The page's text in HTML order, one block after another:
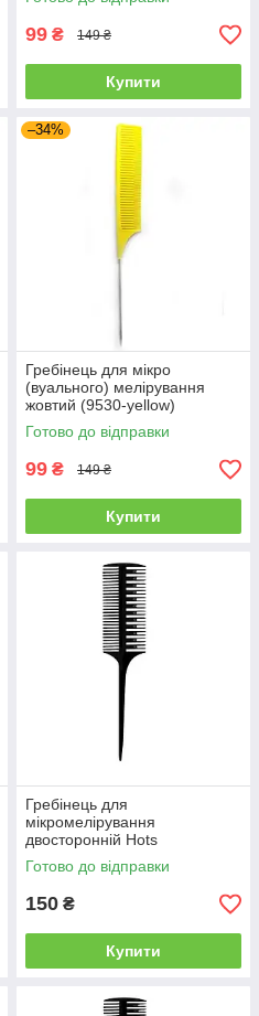
99 ₴ 149 ₴
Купити
–34%
Гребінець для мікро
(вуального) мелірування
жовтий (9530-yellow)
Готово до відправки
99 ₴ 149 ₴
Купити
Гребінець для
мікромелірування
двосторонній Hots
Professional Size 05, чорний
(HP8005-BLK)
Готово до відправки
150 ₴
Купити